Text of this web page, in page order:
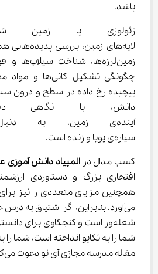
باشد.
ژئولوژی یا
لایه‌های
چگونگی تشکیل
دانش، با نگاهی
آینده‌ی زمین،
سیاره‌ی پویا و زنده است.
کسب مدال در المپیاد دانش آموزی علوم
می‌آورد. بنابراین، اگر اشتیاق به
شعله‌ور است و کنجکاوی برای
شما را به تکاپو انداخته است، شما را
مقاله مدرسه مجازی آی نو دعوت می‌کنیم.